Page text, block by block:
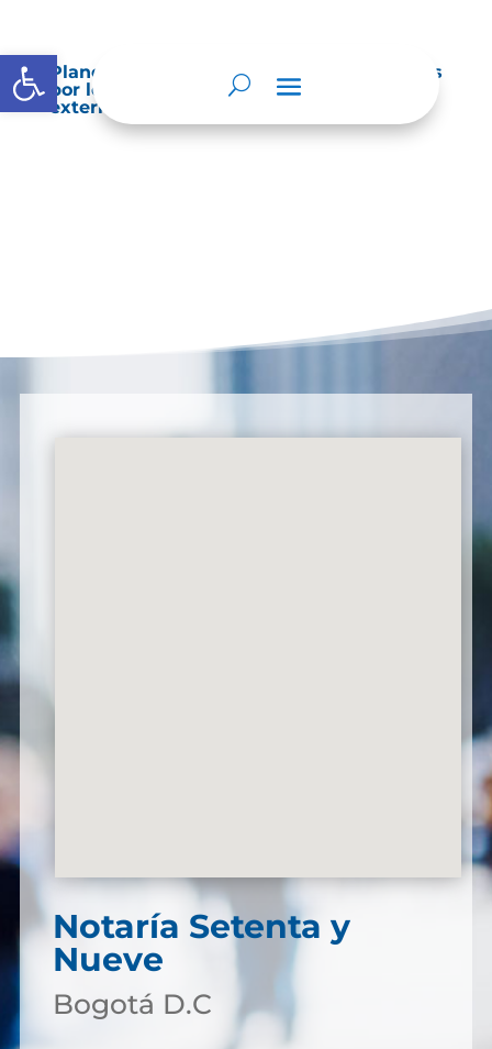
Abrir barra de herramientas
Planes de Mejoramiento vigentes exigidos
por los entes de control o auditoría
externos o internos.
Notaría Setenta y
Nueve
Bogotá D.C